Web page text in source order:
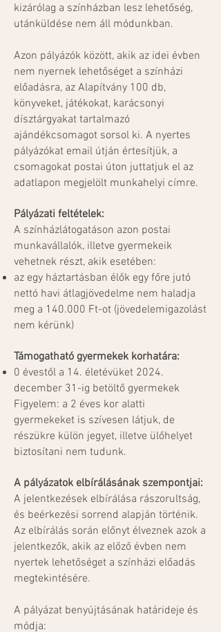
kizárólag a színházban lesz lehetőség,
utánküldése nem áll módunkban.
Azon pályázók között, akik az idei évben
nem nyernek lehetőséget a színházi
előadásra, az Alapítvány 100 db,
könyveket, játékokat, karácsonyi
dísztárgyakat tartalmazó
ajándékcsomagot sorsol ki. A nyertes
pályázókat email útján értesítjük, a
csomagokat postai úton juttatjuk el az
adatlapon megjelölt munkahelyi címre.
Pályázati feltételek:
A színházlátogatáson azon postai
munkavállalók, illetve gyermekeik
vehetnek részt, akik esetében:
az egy háztartásban élők egy főre jutó
nettó havi átlagjövedelme nem haladja
meg a 140.000 Ft-ot (jövedelemigazolást
nem kérünk)
Támogatható gyermekek korhatára:
0 évestől a 14. életévüket 2024.
december 31-ig betöltő gyermekek
Figyelem: a 2 éves kor alatti
gyermekeket is szívesen látjuk, de
részükre külön jegyet, illetve ülőhelyet
biztosítani nem tudunk.
A pályázatok elbírálásának szempontjai:
A jelentkezések elbírálása rászorultság,
és beérkezési sorrend alapján történik.
Az elbírálás során előnyt élveznek azok a
jelentkezők, akik az előző évben nem
nyertek lehetőséget a színházi előadás
megtekintésére.
A pályázat benyújtásának határideje és
módja: